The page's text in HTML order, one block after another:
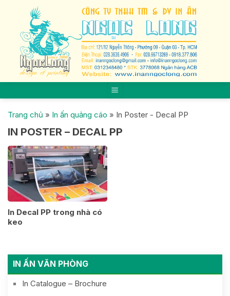
content
Trang chủ » In ấn quảng cáo » In Poster - Decal PP
IN ẤN VĂN PHÒNG
In Catalogue – Brochure
IN POSTER – DECAL PP
In Decal PP trong nhà có
keo